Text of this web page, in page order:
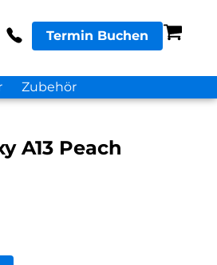
Termin Buchen
Zubehör
A13 Peach